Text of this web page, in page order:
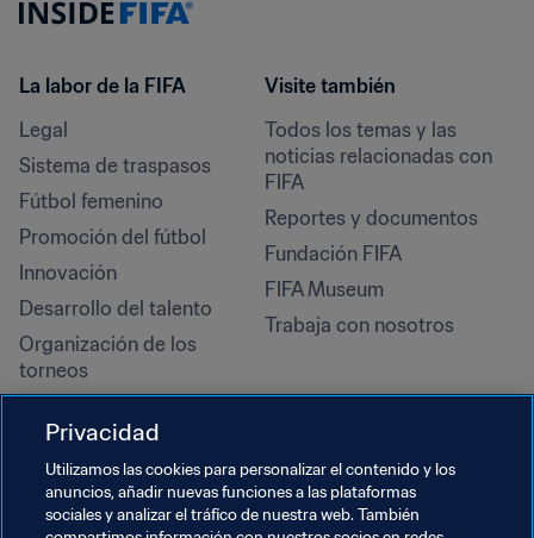
La labor de la FIFA
Legal
Sistema de traspasos
Fútbol femenino
Promoción del fútbol
Innovación
Desarrollo del talento
Organización de los
torneos
Derechos humanos y lucha
contra la discriminación
Salud y atención médica
Visite también
Todos los temas y las
noticias relacionadas con
FIFA
Reportes y documentos
Fundación FIFA
FIFA Museum
Trabaja con nosotros
Privacidad
Utilizamos las cookies para personalizar el contenido y los
anuncios, añadir nuevas funciones a las plataformas
sociales y analizar el tráfico de nuestra web. También